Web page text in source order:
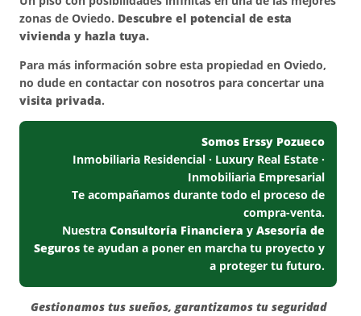
zonas de Oviedo. Descubre el potencial de esta
vivienda y hazla tuya.
Para más información sobre esta propiedad en Oviedo,
no dude en contactar con nosotros para concertar una
visita privada.
Somos Erssy Pozueco
Inmobiliaria Residencial · Luxury Real Estate ·
Inmobiliaria Empresarial
Te acompañamos durante todo el proceso de
compra-venta.
Nuestra Consultoría Financiera y Asesoría de
Seguros te ayudan a poner en marcha tu proyecto y
a proteger tu futuro.
Gestionamos tus sueños, garantizamos tu seguridad